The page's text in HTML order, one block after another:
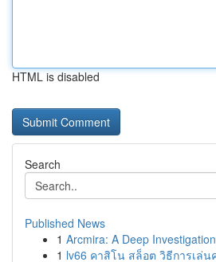
HTML is disabled
Search
Published News
1 Arcmira: A Deep
1 lv66 คาสิโน สล็อต วิธีการเล่น